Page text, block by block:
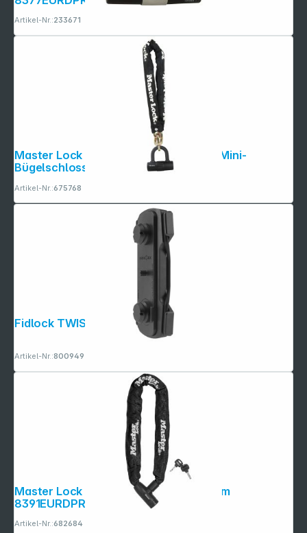
Artikel-Nr.:233671
Master Lock Kette aus Stahl 10mm m. Mini-
Bügelschloss 8234EURDPRO
Artikel-Nr.:675768
Fidlock TWIST tex base multi
Artikel-Nr.:800949
Master Lock Kettenschloss 0,9m x 8mm
8391EURDPRO
Artikel-Nr.:682684